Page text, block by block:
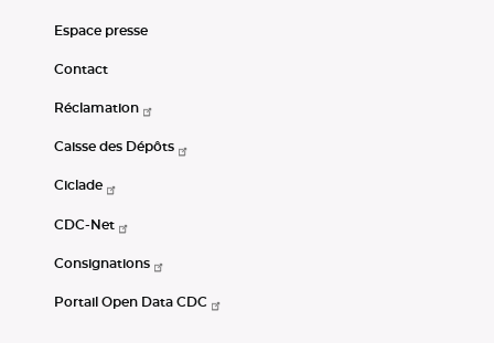
Espace presse
Contact
Réclamation
Caisse des Dépôts
Ciclade
CDC-Net
Consignations
Portail Open Data CDC